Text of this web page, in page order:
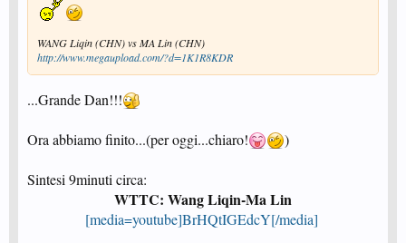
WANG Liqin (CHN) vs MA Lin (CHN)
http://www.megaupload.com/?d=1K1R8KDR
...Grande Dan!!!
Ora abbiamo finito...(per oggi...chiaro! )
Sintesi 9minuti circa:
WTTC: Wang Liqin-Ma Lin
[media=youtube]BrHQtIGEdcY[/media]